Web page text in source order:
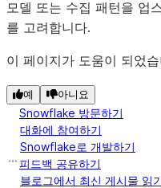
모델 또는 수집 패턴을 업
를 고려합니다.
이 페이지가 도움이 되었
예 아니요
Snowflake 방문하기
대화에 참여하기
Snowflake로 개발하기
피드백 공유하기
블로그에서 최신 게시물 읽